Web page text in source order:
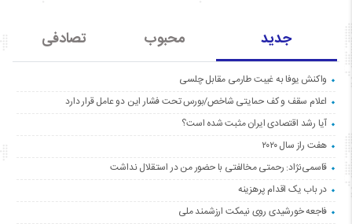
جدید محبوب تصادفی
واکنش یوفا به غیبت طارمی مقابل چلسی
اعلام سقف و کف حمایتی شاخص/بورس تحت فشار این دو عامل قرار دارد
آیا رشد اقتصادی ایران مثبت شده است؟
هفت راز سال ۲۰۲۰
قاسمی‌نژاد: رحمتی مخالفتی با حضور من در استقلال نداشت
در باب یک اقدام پرهزینه
فاجعه خورشیدی روی نیمکت ارزشمند ملی